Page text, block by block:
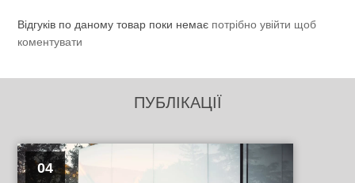
Відгуків по даному товар поки немає потрібно увійти щоб
коментувати
ПУБЛІКАЦІЇ
04